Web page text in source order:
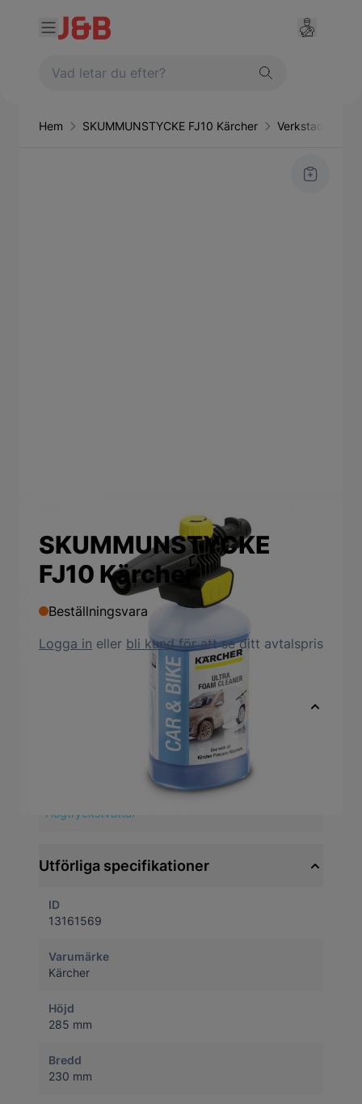
Hem SKUMMUNSTYCKE FJ10 Kärcher
SKUMMUNSTYCKE
FJ10 Kärcher
Beställningsvara
Logga in eller bli kundför att se ditt avtalspris
Högtryckstvättar
Utförliga specifikationer
ID
13161569
Varumärke
Kärcher
Höjd
285 mm
Bredd
230 mm